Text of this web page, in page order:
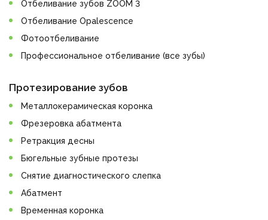
Отбеливание зубов ZOOM 3
Отбеливание Opalescence
Фотоотбеливание
Профессиональное отбеливание (все зубы)
Протезирование зубов
Металлокерамическая коронка
Фрезеровка абатмента
Ретракция десны
Бюгельные зубные протезы
Снятие диагностического слепка
Абатмент
Временная коронка